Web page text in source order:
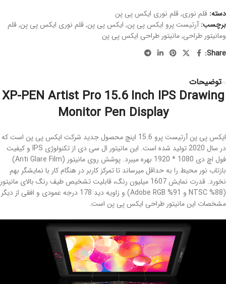
دسته: قلم نوری,قلم نوری ایکس پی پن
برچسب: آرتیست پرو ایکس پی پن, ایکس پی پن,قلم نوری ایکس پی پن,قلم
ومانیتور طراحی,مانیتور طراحی ایکس پی پن
Share:
توضیحات
XP-PEN Artist Pro 15.6 Inch IPS Drawing
Monitor Pen Display
ایکس پی پن آرتیست پرو 15.6 اینچ محصول جدید شرکت ایکس پی پن است که
در سال 2020 تولید شده است. این مانیتور ال سی دی از تکنولوژی IPS و کیفیت
فول اچ دی 1080 * 1920 بهره میبرد. پوشش روی مانیتور (Anti Glare Film)
بازتاب نور محیط را به حداقل میرساند تا تمرکز کاربر در هنگام کار با نمایشگر بهم
نخورد. قدرت نمایش 1607 میلیون رنگ، قابلیت تشخیص طیف رنگ بالای مانیتور
(88% NTSC و 91% Adobe RGB) و زاویه دید 178 درجه عمودی و افقی از دیگر
مشخصات این مانیتور طراحی ایکس پی پن است.